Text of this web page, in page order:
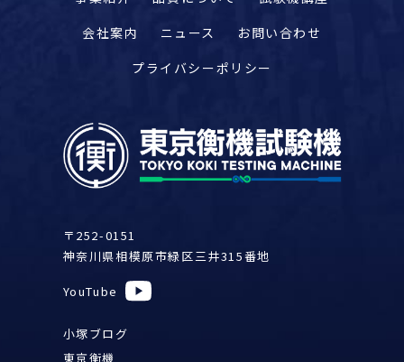
会社案内
ニュース
お問い合わせ
プライバシーポリシー
〒252-0151
神奈川県相模原市緑区三井315番地
YouTube
小塚ブログ
東京衡機